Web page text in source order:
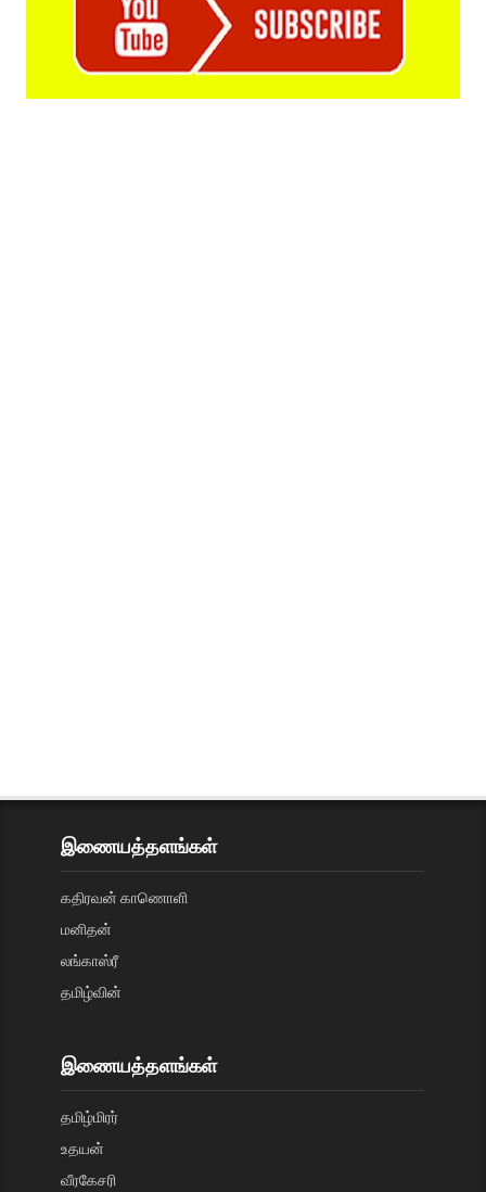
இணையத்தளங்கள்
கதிரவன் காணொளி
மனிதன்
லங்காஸ்ரீ
தமிழ்வின்
இணையத்தளங்கள்
தமிழ்மிரர்
உதயன்
வீரகேசரி